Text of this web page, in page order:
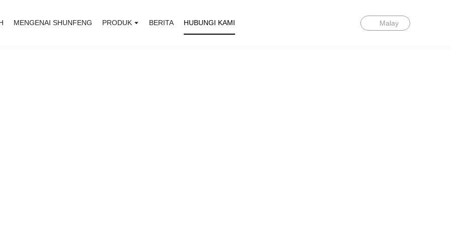
MENGENAI SHUNFENG PRODUK BERITA HUBUNGI KAMI Malay